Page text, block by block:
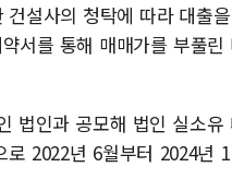
설사의 청탁에 따라 대출
서를 통해 매매가를 부풀린
법인과 공모해 법인 실소유
2022년 6월부터 2024년